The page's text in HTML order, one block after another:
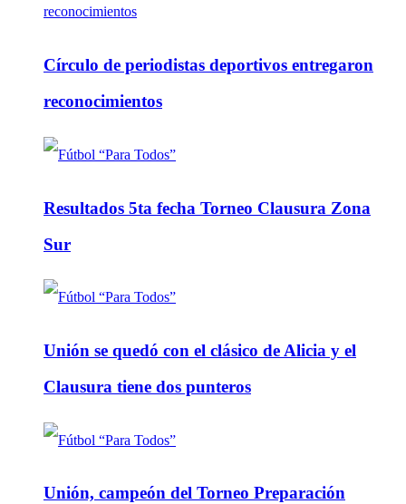
Círculo de periodistas deportivos entregaron
reconocimientos
Resultados 5ta fecha Torneo Clausura Zona
Sur
Unión se quedó con el clásico de Alicia y el
Clausura tiene dos punteros
Unión, campeón del Torneo Preparación